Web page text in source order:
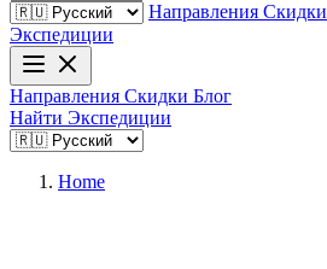
Направления Скидки
Экспедиции
Направления Скидки Блог
Найти Экспедиции
Home